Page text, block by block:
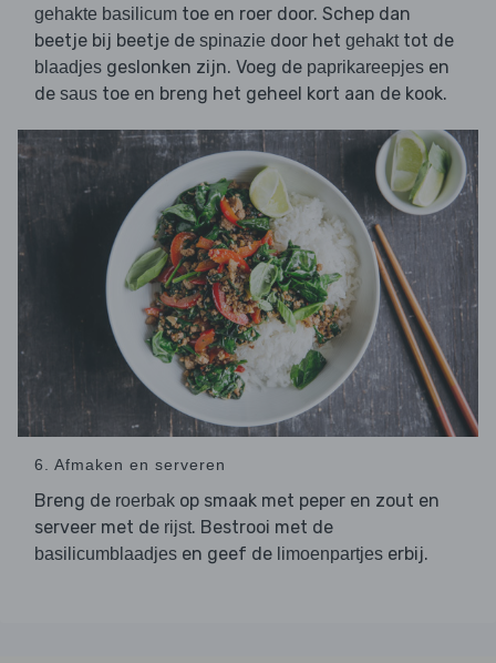
gehakte basilicum toe en roer door. Schep dan
beetje bij beetje de spinazie door het gehakttot de
blaadjes geslonken zijn. Voeg de paprikareepjes en
de saus toe en breng het geheel kort aan de kook.
6. Afmaken en serveren
Breng de roerbak op smaak met peper en zout en
serveer met de rijst. Bestrooi met de
basilicumblaadjes en geef de limoenpartjes erbij.